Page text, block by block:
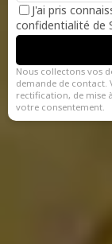
J'ai pris
confidentialité de
Nous collectons vos
demande de contact.
rectification, de mise
votre consentement.